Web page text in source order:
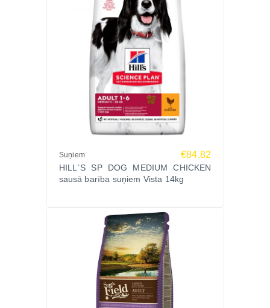
Suņiem €84.82
HILL`S SP DOG MEDIUM CHICKEN
sausā barība suņiem Vista 14kg